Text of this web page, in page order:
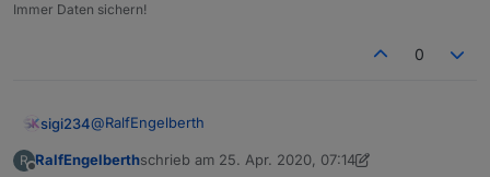
Immer Daten sichern!
0
sigi234@RalfEngelberth
Welche Version von Material Design Widgets hast du?
R RalfEngelberthschrieb am 25. Apr. 2020, 07:14
zuletzt editiert von Negalein